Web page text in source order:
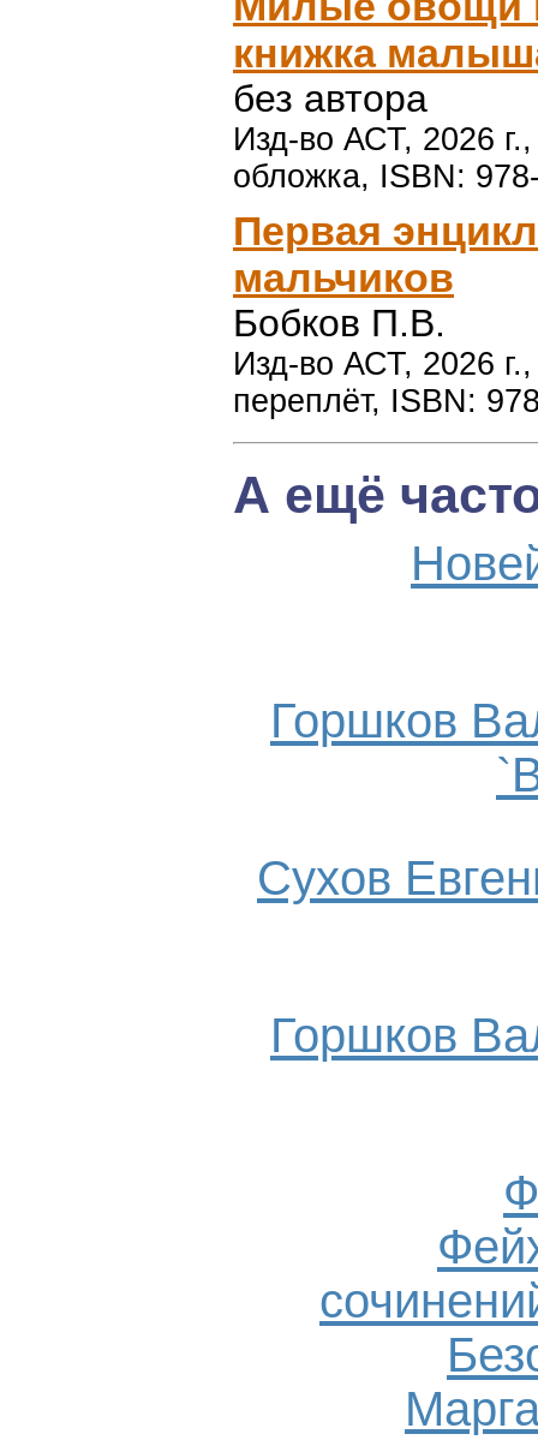
книжка
без автора
Изд-во АСТ, 2026
обложка, ISBN:
Первая
мальчиков
Бобков П.В.
Изд-во АСТ, 2026
переплёт, ISBN:
А ещё
Горшков
Сухов
Горшков